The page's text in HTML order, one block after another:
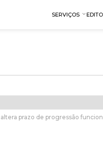
SERVIÇOS
prazo de progressão